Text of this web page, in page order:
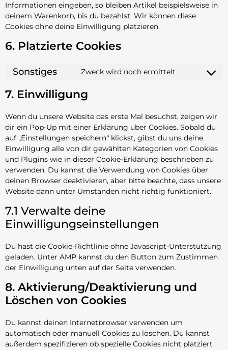
Informationen eingeben, so bleiben Artikel beispielsweise in
deinem Warenkorb, bis du bezahlst. Wir können diese
Cookies ohne deine Einwilligung platzieren.
6. Platzierte Cookies
Sonstiges Zweck wird noch ermittelt
7. Einwilligung
Wenn du unsere Website das erste Mal besuchst, zeigen wir
dir ein Pop-Up mit einer Erklärung über Cookies. Sobald du
auf „Einstellungen speichern“ klickst, gibst du uns deine
Einwilligung alle von dir gewählten Kategorien von Cookies
und Plugins wie in dieser Cookie-Erklärung beschrieben zu
verwenden. Du kannst die Verwendung von Cookies über
deinen Browser deaktivieren, aber bitte beachte, dass unsere
Website dann unter Umständen nicht richtig funktioniert.
7.1 Verwalte deine
Einwilligungseinstellungen
Du hast die Cookie-Richtlinie ohne Javascript-Unterstützung
geladen. Unter AMP kannst du den Button zum Zustimmen
der Einwilligung unten auf der Seite verwenden.
8. Aktivierung/Deaktivierung und
Löschen von Cookies
Du kannst deinen Internetbrowser verwenden um
automatisch oder manuell Cookies zu löschen. Du kannst
außerdem spezifizieren ob spezielle Cookies nicht platziert